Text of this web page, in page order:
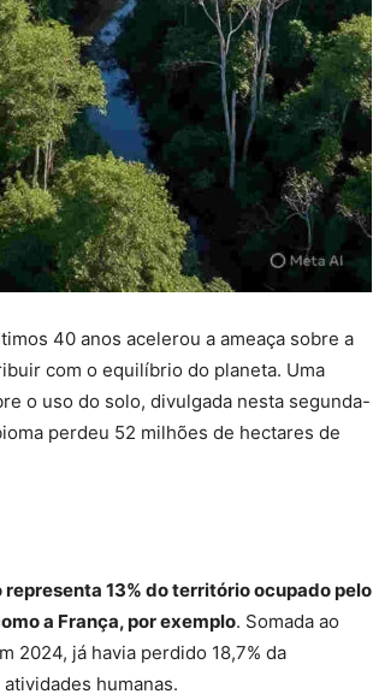
40 anos acelerou a ameaça sobre a
com o equilíbrio do planeta. Uma
o uso do solo, divulgada nesta segunda-
perdeu 52 milhões de hectares de
13% do território ocupado pelo
a França, por exemplo. Somada ao
2024, já havia perdido 18,7% da
humanas.